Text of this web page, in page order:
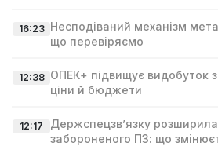
16:23 Несподіваний механізм
що перевіряємо
12:38 ОПЕК+ підвищує видобуток
ціни й бюджети
12:17
Держспецзв’язку
забороненого ПЗ: що